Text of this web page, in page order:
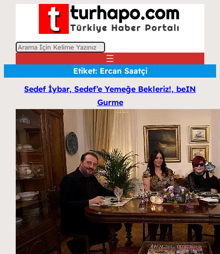
A
Etiket: Ercan Saatçi
Sedef İybar, Sedef’e Yemeğe Bekleriz!, beIN
Gurme